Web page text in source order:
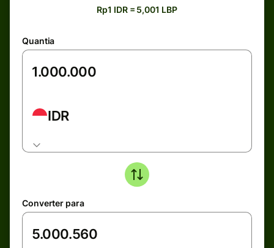
Rp1 IDR = 5,001 LBP
Quantia
IDR
Converter para